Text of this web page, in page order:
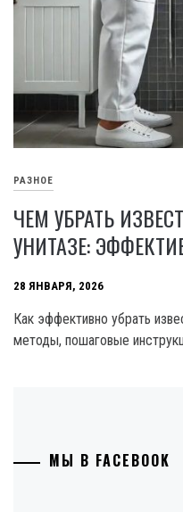
РАЗНОЕ
ЧЕМ УБРАТЬ
УНИТАЗЕ:
28 ЯНВАРЯ, 2026
Как эффективно убрать
методы, пошаговые
МЫ В FACEBOOK